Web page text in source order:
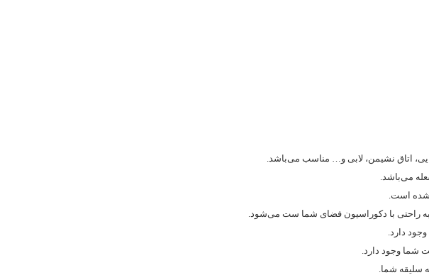
اتاق نشیمن، لابی و… مناسب می‌باشد.
شده است.
راحتی با دکوراسیون فضای شما ست می‌شود.
دارد.
شما وجود دارد.
سلیقه شما.